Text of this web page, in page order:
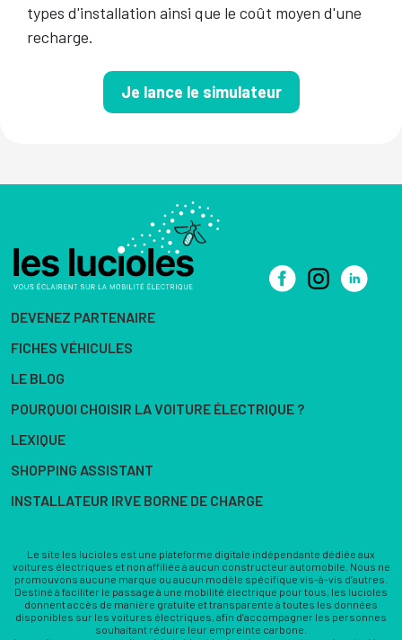
types d'installation ainsi que le coût moyen d'une
recharge.
Je lance le simulateur
DEVENEZ PARTENAIRE
FICHES VÉHICULES
LE BLOG
POURQUOI CHOISIR LA VOITURE ÉLECTRIQUE ?
LEXIQUE
SHOPPING ASSISTANT
INSTALLATEUR IRVE BORNE DE CHARGE
Le site les lucioles est une plateforme digitale indépendante dédiée aux
voitures électriques et non affiliée à aucun constructeur automobile. Nous ne
promouvons aucune marque ou aucun modèle spécifique vis-à-vis d’autres.
Destiné à faciliter le passage à une mobilité électrique pour tous, les lucioles
donnent accès de manière gratuite et transparente à toutes les données
disponibles sur les voitures électriques, afin d’accompagner les personnes
souhaitant réduire leur empreinte carbone.